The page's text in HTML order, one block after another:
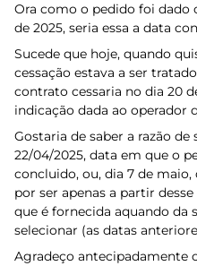
Ora como o pedido foi dado
de 2025, seria essa a data
Sucede que hoje, quando
cessação estava a ser
contrato cessaria no dia 20
indicação dada ao operador
Gostaria de saber a razão de
22/04/2025, data em que o
concluido, ou, dia 7 de
por ser apenas a partir
que é fornecida aquando da
selecionar (as datas
Agradeço antecipadamente